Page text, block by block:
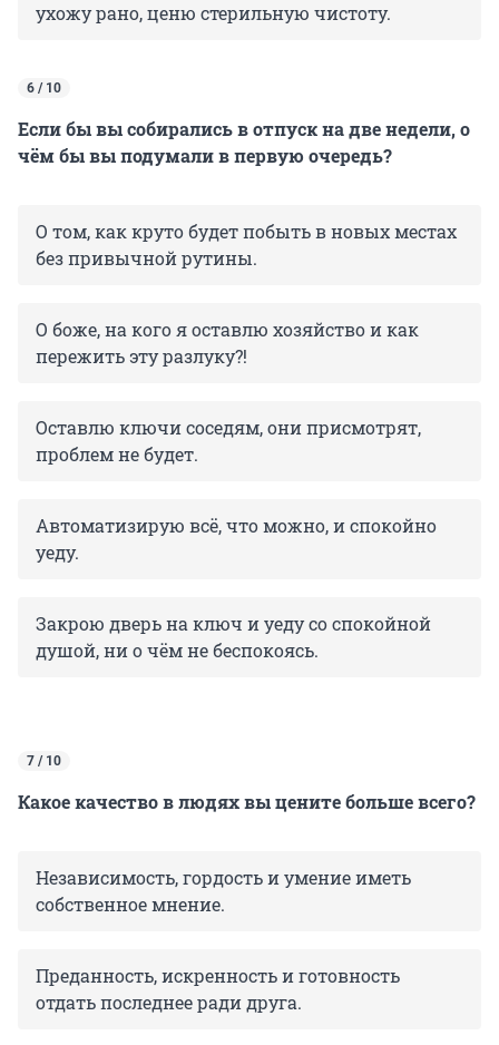
ухожу рано, ценю стерильную чистоту.
6 / 10
Если бы вы собирались в отпуск на две недели, о
чём бы вы подумали в первую очередь?
О том, как круто будет побыть в новых местах
без привычной рутины.
О боже, на кого я оставлю хозяйство и как
пережить эту разлуку?!
Оставлю ключи соседям, они присмотрят,
проблем не будет.
Автоматизирую всё, что можно, и спокойно
уеду.
Закрою дверь на ключ и уеду со спокойной
душой, ни о чём не беспокоясь.
7 / 10
Какое качество в людях вы цените больше всего?
Независимость, гордость и умение иметь
собственное мнение.
Преданность, искренность и готовность
отдать последнее ради друга.